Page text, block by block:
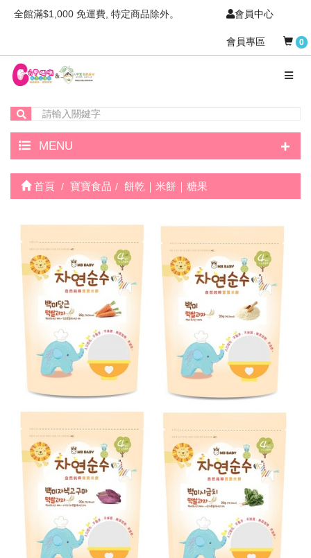
全館滿$1,000 免運費, 特定商品除外。 會員中心
會員專區 0
MENU +
首頁 寶寶食品 餅乾｜米餅｜糖果